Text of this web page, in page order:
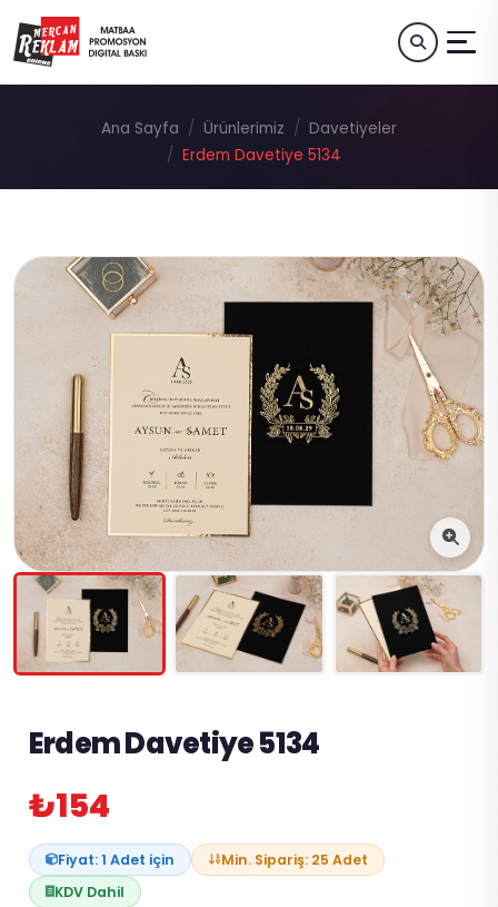
Ana Sayfa Ürünlerimiz
Davetiyeler
Erdem Davetiye 5134
Erdem Davetiye 5134
₺154
Fiyat: 1 Adet için
Min. Sipariş: 25 Adet
KDV Dahil